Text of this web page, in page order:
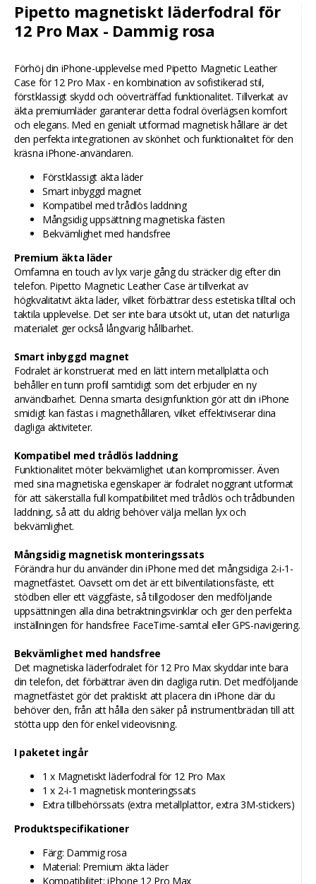
Pipetto magnetiskt läderfodral för
12 Pro Max - Dammig rosa
Förhöj din iPhone-upplevelse med Pipetto Magnetic Leather
Case för 12 Pro Max - en kombination av sofistikerad stil,
förstklassigt skydd och oöverträffad funktionalitet. Tillverkat av
äkta premiumläder garanterar detta fodral överlägsen komfort
och elegans. Med en genialt utformad magnetisk hållare är det
den perfekta integrationen av skönhet och funktionalitet för den
kräsna iPhone-användaren.
Förstklassigt äkta läder
Smart inbyggd magnet
Kompatibel med trådlös laddning
Mångsidig uppsättning magnetiska fästen
Bekvämlighet med handsfree
Premium äkta läder
Omfamna en touch av lyx varje gång du sträcker dig efter din
telefon. Pipetto Magnetic Leather Case är tillverkat av
högkvalitativt äkta läder, vilket förbättrar dess estetiska tilltal och
taktila upplevelse. Det ser inte bara utsökt ut, utan det naturliga
materialet ger också långvarig hållbarhet.
Smart inbyggd magnet
Fodralet är konstruerat med en lätt intern metallplatta och
behåller en tunn profil samtidigt som det erbjuder en ny
användbarhet. Denna smarta designfunktion gör att din iPhone
smidigt kan fästas i magnethållaren, vilket effektiviserar dina
dagliga aktiviteter.
Kompatibel med trådlös laddning
Funktionalitet möter bekvämlighet utan kompromisser. Även
med sina magnetiska egenskaper är fodralet noggrant utformat
för att säkerställa full kompatibilitet med trådlös och trådbunden
laddning, så att du aldrig behöver välja mellan lyx och
bekvämlighet.
Mångsidig magnetisk monteringssats
Förändra hur du använder din iPhone med det mångsidiga 2-i-1-
magnetfästet. Oavsett om det är ett bilventilationsfäste, ett
stödben eller ett väggfäste, så tillgodoser den medföljande
uppsättningen alla dina betraktningsvinklar och ger den perfekta
inställningen för handsfree FaceTime-samtal eller GPS-navigering.
Bekvämlighet med handsfree
Det magnetiska läderfodralet för 12 Pro Max skyddar inte bara
din telefon, det förbättrar även din dagliga rutin. Det medföljande
magnetfästet gör det praktiskt att placera din iPhone där du
behöver den, från att hålla den säker på instrumentbrädan till att
stötta upp den för enkel videovisning.
I paketet ingår
1 x Magnetiskt läderfodral för 12 Pro Max
1 x 2-i-1 magnetisk monteringssats
Extra tillbehörssats (extra metallplattor, extra 3M-stickers)
Produktspecifikationer
Färg: Dammig rosa
Material: Premium äkta läder
Kompatibilitet: iPhone 12 Pro Max